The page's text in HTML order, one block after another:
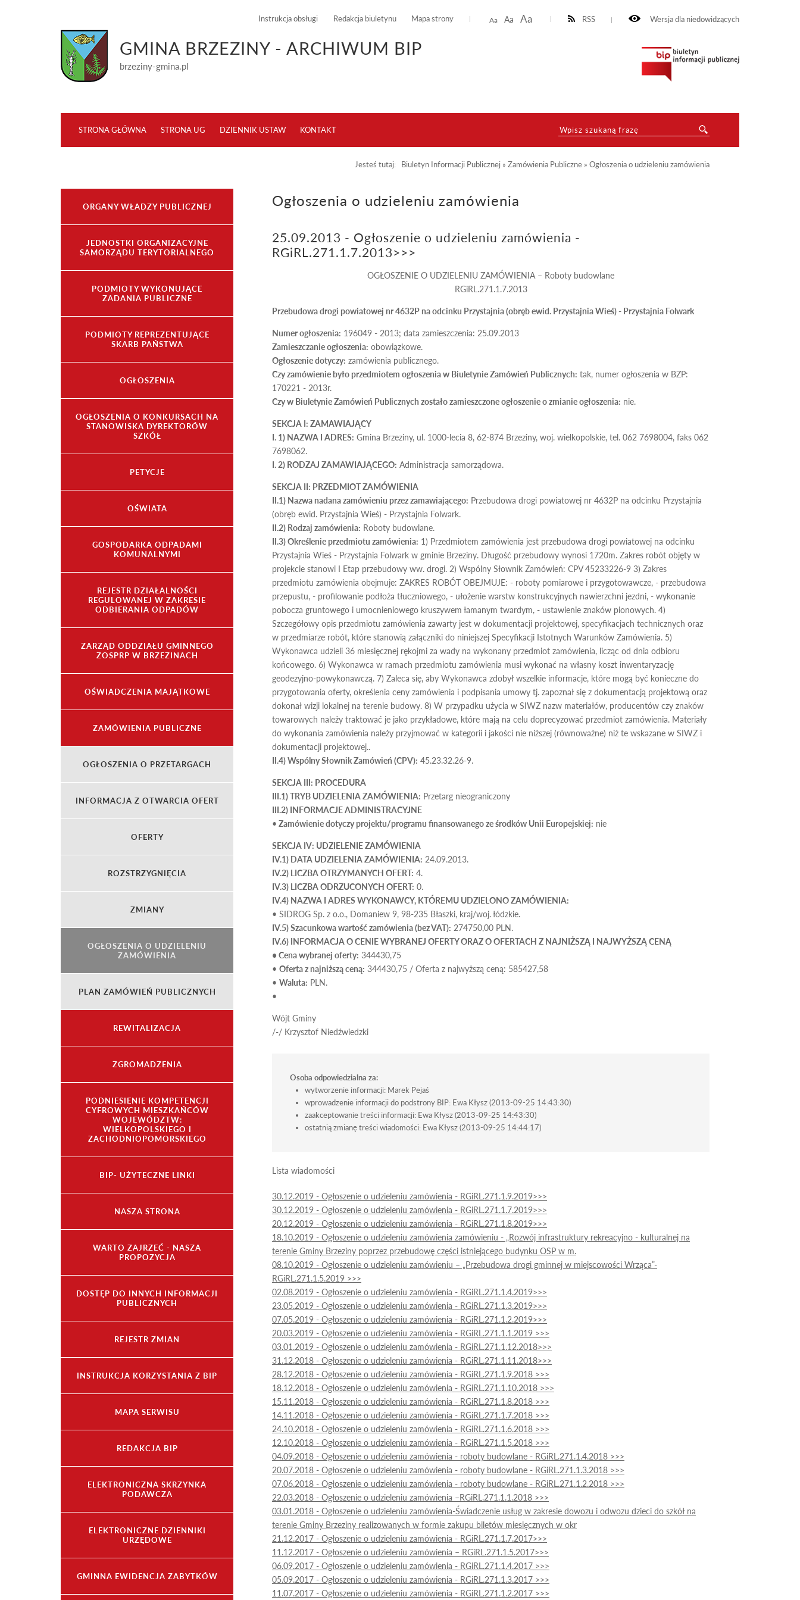
Wersja dla niedowidzących
RSS
Aa Aa Aa
Instrukcja obsługi Redakcja biuletynu Mapa strony
GMINA BRZEZINY - ARCHIWUM BIP
brzeziny-gmina.pl
STRONA GŁÓWNA STRONA UG DZIENNIK USTAW KONTAKT
Jesteś tutaj: Biuletyn Informacji Publicznej » Zamówienia Publiczne » Ogłoszenia o udzieleniu zamówienia
Ogłoszenia o udzieleniu zamówienia
25.09.2013 - Ogłoszenie o udzieleniu zamówienia -
RGiRL.271.1.7.2013>>>
OGŁOSZENIE O UDZIELENIU ZAMÓWIENIA – Roboty budowlane
RGiRL.271.1.7.2013
Przebudowa drogi powiatowej nr 4632P na odcinku Przystajnia (obręb ewid. Przystajnia Wieś) - Przystajnia Folwark
Numer ogłoszenia: 196049 - 2013; data zamieszczenia: 25.09.2013
Zamieszczanie ogłoszenia: obowiązkowe.
Ogłoszenie dotyczy: zamówienia publicznego.
Czy zamówienie było przedmiotem ogłoszenia w Biuletynie Zamówień Publicznych: tak, numer ogłoszenia w BZP:
170221 - 2013r.
Czy w Biuletynie Zamówień Publicznych zostało zamieszczone ogłoszenie o zmianie ogłoszenia: nie.
SEKCJA I: ZAMAWIAJĄCY
I. 1) NAZWA I ADRES: Gmina Brzeziny, ul. 1000-lecia 8, 62-874 Brzeziny, woj. wielkopolskie, tel. 062 7698004, faks 062
7698062.
I. 2) RODZAJ ZAMAWIAJĄCEGO: Administracja samorządowa.
SEKCJA II: PRZEDMIOT ZAMÓWIENIA
II.1) Nazwa nadana zamówieniu przez zamawiającego: Przebudowa drogi powiatowej nr 4632P na odcinku Przystajnia
(obręb ewid. Przystajnia Wieś) - Przystajnia Folwark.
II.2) Rodzaj zamówienia: Roboty budowlane.
II.3) Określenie przedmiotu zamówienia: 1) Przedmiotem zamówienia jest przebudowa drogi powiatowej na odcinku
Przystajnia Wieś - Przystajnia Folwark w gminie Brzeziny. Długość przebudowy wynosi 1720m. Zakres robót objęty w
projekcie stanowi I Etap przebudowy ww. drogi. 2) Wspólny Słownik Zamówień: CPV 45233226-9 3) Zakres
przedmiotu zamówienia obejmuje: ZAKRES ROBÓT OBEJMUJE: - roboty pomiarowe i przygotowawcze, - przebudowa
przepustu, - profilowanie podłoża tłuczniowego, - ułożenie warstw konstrukcyjnych nawierzchni jezdni, - wykonanie
pobocza gruntowego i umocnieniowego kruszywem łamanym twardym, - ustawienie znaków pionowych. 4)
Szczegółowy opis przedmiotu zamówienia zawarty jest w dokumentacji projektowej, specyfikacjach technicznych oraz
w przedmiarze robót, które stanowią załączniki do niniejszej Specyfikacji Istotnych Warunków Zamówienia. 5)
Wykonawca udzieli 36 miesięcznej rękojmi za wady na wykonany przedmiot zamówienia, licząc od dnia odbioru
końcowego. 6) Wykonawca w ramach przedmiotu zamówienia musi wykonać na własny koszt inwentaryzację
geodezyjno-powykonawczą. 7) Zaleca się, aby Wykonawca zdobył wszelkie informacje, które mogą być konieczne do
przygotowania oferty, określenia ceny zamówienia i podpisania umowy tj. zapoznał się z dokumentacją projektową oraz
dokonał wizji lokalnej na terenie budowy. 8) W przypadku użycia w SIWZ nazw materiałów, producentów czy znaków
towarowych należy traktować je jako przykładowe, które mają na celu doprecyzować przedmiot zamówienia. Materiały
do wykonania zamówienia należy przyjmować w kategorii i jakości nie niższej (równoważne) niż te wskazane w SIWZ i
dokumentacji projektowej..
II.4) Wspólny Słownik Zamówień (CPV): 45.23.32.26-9.
SEKCJA III: PROCEDURA
III.1) TRYB UDZIELENIA ZAMÓWIENIA: Przetarg nieograniczony
III.2) INFORMACJE ADMINISTRACYJNE
• Zamówienie dotyczy projektu/programu finansowanego ze środków Unii Europejskiej: nie
SEKCJA IV: UDZIELENIE ZAMÓWIENIA
IV.1) DATA UDZIELENIA ZAMÓWIENIA: 24.09.2013.
IV.2) LICZBA OTRZYMANYCH OFERT: 4.
IV.3) LICZBA ODRZUCONYCH OFERT: 0.
IV.4) NAZWA I ADRES WYKONAWCY, KTÓREMU UDZIELONO ZAMÓWIENIA:
• SIDROG Sp. z o.o., Domaniew 9, 98-235 Błaszki, kraj/woj. łódzkie.
IV.5) Szacunkowa wartość zamówienia (bez VAT): 274750,00 PLN.
IV.6) INFORMACJA O CENIE WYBRANEJ OFERTY ORAZ O OFERTACH Z NAJNIŻSZĄ I NAJWYŻSZĄ CENĄ
• Cena wybranej oferty: 344430,75
• Oferta z najniższą ceną: 344430,75 / Oferta z najwyższą ceną: 585427,58
• Waluta: PLN.
•
Wójt Gminy
/-/ Krzysztof Niedźwiedzki
Osoba odpowiedzialna za:
wytworzenie informacji: Marek Pejaś
wprowadzenie informacji do podstrony BIP: Ewa Kłysz (2013-09-25 14:43:30)
zaakceptowanie treści informacji: Ewa Kłysz (2013-09-25 14:43:30)
ostatnią zmianę treści wiadomości: Ewa Kłysz (2013-09-25 14:44:17)
Lista wiadomości
30.12.2019 - Ogłoszenie o udzieleniu zamówienia - RGiRL.271.1.9.2019>>>
30.12.2019 - Ogłoszenie o udzieleniu zamówienia - RGiRL.271.1.7.2019>>>
20.12.2019 - Ogłoszenie o udzieleniu zamówienia - RGiRL.271.1.8.2019>>>
18.10.2019 - Ogłoszenie o udzieleniu zamówienia zamówieniu - „Rozwój infrastruktury rekreacyjno - kulturalnej na
terenie Gminy Brzeziny poprzez przebudowę części istniejącego budynku OSP w m.
08.10.2019 - Ogłoszenie o udzieleniu zamówieniu – „Przebudowa drogi gminnej w miejscowości Wrząca”-
RGiRL.271.1.5.2019 >>>
02.08.2019 - Ogłoszenie o udzieleniu zamówienia - RGiRL.271.1.4.2019>>>
23.05.2019 - Ogłoszenie o udzieleniu zamówienia - RGiRL.271.1.3.2019>>>
07.05.2019 - Ogłoszenie o udzieleniu zamówienia - RGiRL.271.1.2.2019>>>
20.03.2019 - Ogłoszenie o udzieleniu zamówienia - RGiRL.271.1.1.2019 >>>
03.01.2019 - Ogłoszenie o udzieleniu zamówienia - RGiRL.271.1.12.2018>>>
31.12.2018 - Ogłoszenie o udzieleniu zamówienia - RGiRL.271.1.11.2018>>>
28.12.2018 - Ogłoszenie o udzieleniu zamówienia - RGiRL.271.1.9.2018 >>>
18.12.2018 - Ogłoszenie o udzieleniu zamówienia - RGiRL.271.1.10.2018 >>>
15.11.2018 - Ogłoszenie o udzieleniu zamówienia - RGiRL.271.1.8.2018 >>>
14.11.2018 - Ogłoszenie o udzieleniu zamówienia - RGiRL.271.1.7.2018 >>>
24.10.2018 - Ogłoszenie o udzieleniu zamówienia - RGiRL.271.1.6.2018 >>>
12.10.2018 - Ogłoszenie o udzieleniu zamówienia - RGiRL.271.1.5.2018 >>>
04.09.2018 - Ogłoszenie o udzieleniu zamówienia - roboty budowlane - RGiRL.271.1.4.2018 >>>
20.07.2018 - Ogłoszenie o udzieleniu zamówienia - roboty budowlane - RGiRL.271.1.3.2018 >>>
07.06.2018 - Ogłoszenie o udzieleniu zamówienia - roboty budowlane - RGiRL.271.1.2.2018 >>>
22.03.2018 - Ogłoszenie o udzieleniu zamówienia –RGiRL.271.1.1.2018 >>>
03.01.2018 - Ogłoszenie o udzieleniu zamówienia-Świadczenie usług w zakresie dowozu i odwozu dzieci do szkół na
terenie Gminy Brzeziny realizowanych w formie zakupu biletów miesięcznych w okr
21.12.2017 - Ogłoszenie o udzieleniu zamówienia - RGiRL.271.1.7.2017>>>
11.12.2017 - Ogłoszenie o udzieleniu zamówienia – RGiRL.271.1.5.2017>>>
06.09.2017 - Ogłoszenie o udzieleniu zamówienia - RGiRL.271.1.4.2017 >>>
05.09.2017 - Ogłoszenie o udzieleniu zamówienia - RGiRL.271.1.3.2017 >>>
11.07.2017 - Ogłoszenie o udzieleniu zamówienia - RGiRL.271.1.2.2017 >>>
ORGANY WŁADZY PUBLICZNEJ
JEDNOSTKI ORGANIZACYJNE
SAMORZĄDU TERYTORIALNEGO
PODMIOTY WYKONUJĄCE
ZADANIA PUBLICZNE
PODMIOTY REPREZENTUJĄCE
SKARB PAŃSTWA
OGŁOSZENIA
OGŁOSZENIA O KONKURSACH NA
STANOWISKA DYREKTORÓW
SZKÓŁ
PETYCJE
OŚWIATA
GOSPODARKA ODPADAMI
KOMUNALNYMI
REJESTR DZIAŁALNOŚCI
REGULOWANEJ W ZAKRESIE
ODBIERANIA ODPADÓW
ZARZĄD ODDZIAŁU GMINNEGO
ZOSPRP W BRZEZINACH
OŚWIADCZENIA MAJĄTKOWE
ZAMÓWIENIA PUBLICZNE
OGŁOSZENIA O PRZETARGACH
INFORMACJA Z OTWARCIA OFERT
OFERTY
ROZSTRZYGNIĘCIA
ZMIANY
OGŁOSZENIA O UDZIELENIU
ZAMÓWIENIA
PLAN ZAMÓWIEŃ PUBLICZNYCH
REWITALIZACJA
ZGROMADZENIA
PODNIESIENIE KOMPETENCJI
CYFROWYCH MIESZKAŃCÓW
WOJEWÓDZTW:
WIELKOPOLSKIEGO I
ZACHODNIOPOMORSKIEGO
BIP- UŻYTECZNE LINKI
NASZA STRONA
WARTO ZAJRZEĆ - NASZA
PROPOZYCJA
DOSTĘP DO INNYCH INFORMACJI
PUBLICZNYCH
REJESTR ZMIAN
INSTRUKCJA KORZYSTANIA Z BIP
MAPA SERWISU
REDAKCJA BIP
ELEKTRONICZNA SKRZYNKA
PODAWCZA
ELEKTRONICZNE DZIENNIKI
URZĘDOWE
GMINNA EWIDENCJA ZABYTKÓW